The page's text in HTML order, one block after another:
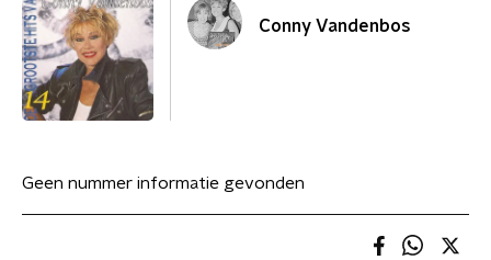
Conny Vandenbos
Geen nummer informatie gevonden